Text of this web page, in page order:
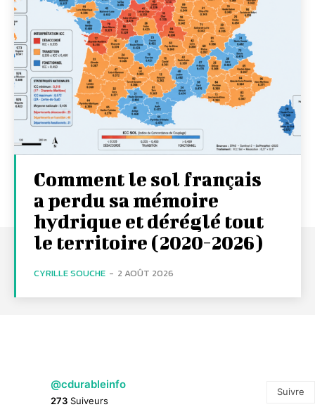
Comment le sol français
a perdu sa mémoire
hydrique et déréglé tout
le territoire (2020-2026)
CYRILLE SOUCHE - 2 AOÛT 2026
@cdurableinfo
273 Suiveurs
Suivre